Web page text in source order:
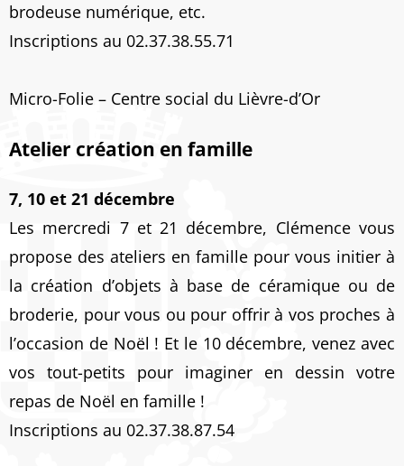
brodeuse numérique, etc.
Inscriptions au 02.37.38.55.71
Micro-Folie – Centre social du Lièvre-d’Or
Atelier création en famille
7, 10 et 21 décembre
Les mercredi 7 et 21 décembre, Clémence vous
propose des ateliers en famille pour vous initier à
la création d’objets à base de céramique ou de
broderie, pour vous ou pour offrir à vos proches à
l’occasion de Noël ! Et le 10 décembre, venez avec
vos tout-petits pour imaginer en dessin votre
repas de Noël en famille !
Inscriptions au 02.37.38.87.54